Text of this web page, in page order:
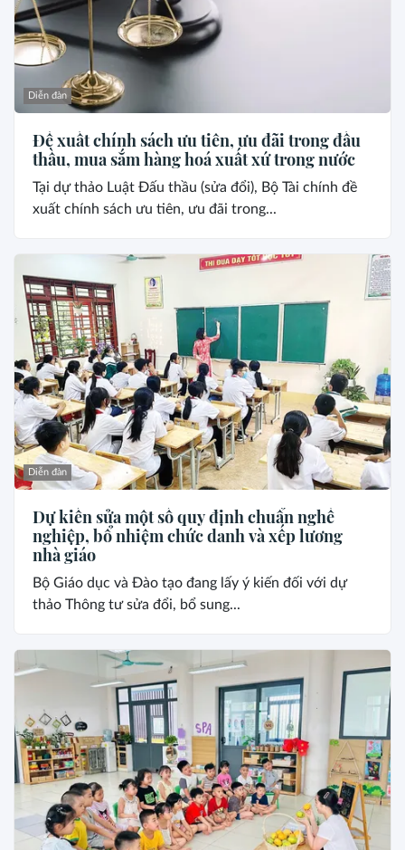
Diễn đàn
Đề xuất chính sách ưu tiên, ưu đãi trong đấu
thầu, mua sắm hàng hoá xuất xứ trong nước
Tại dự thảo Luật Đấu thầu (sửa đổi), Bộ Tài chính đề
xuất chính sách ưu tiên, ưu đãi trong...
Diễn đàn
Dự kiến sửa một số quy định chuẩn nghề
nghiệp, bổ nhiệm chức danh và xếp lương
nhà giáo
Bộ Giáo dục và Đào tạo đang lấy ý kiến đối với dự
thảo Thông tư sửa đổi, bổ sung...